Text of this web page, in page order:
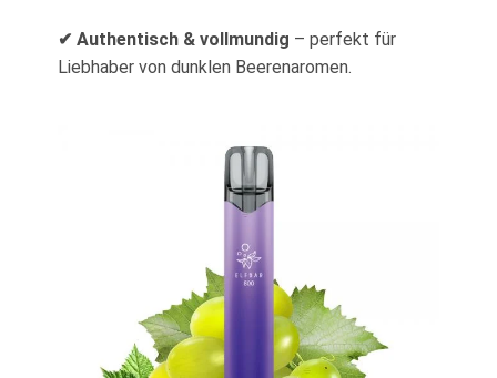
✔ Authentisch & vollmundig – perfekt für
Liebhaber von dunklen Beerenaromen.